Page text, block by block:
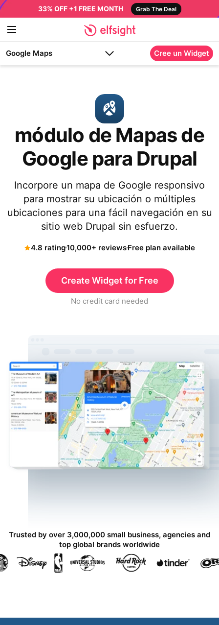
33% OFF +1 FREE MONTH Grab The Deal
Google Maps Cree un Widget
módulo de Mapas de
Google para Drupal
Incorpore un mapa de Google responsivo
para mostrar su ubicación o múltiples
ubicaciones para una fácil navegación en su
sitio web Drupal sin esfuerzo.
4.8 rating10,000+ reviewsFree plan available
Create Widget for Free
No credit card needed
Trusted by over 3,000,000 small business, agencies and
top global brands worldwide